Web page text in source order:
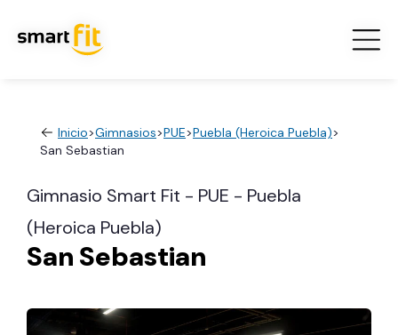
Inicio>Gimnasios>PUE>Puebla (Heroica Puebla)>
San Sebastian
Gimnasio Smart Fit - PUE - Puebla
(Heroica Puebla)
San Sebastian